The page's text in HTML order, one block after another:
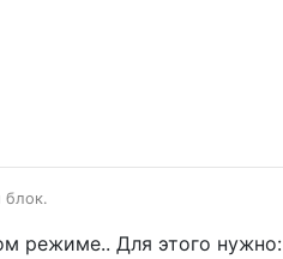
блок.
режиме.. Для этого нужно: